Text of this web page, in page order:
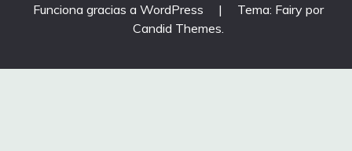
Funciona gracias a WordPress
|
Tema: Fairy por
Candid Themes.